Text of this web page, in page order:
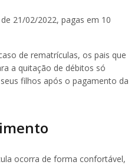
21/02/2022, pagas em 10
de rematrículas, os pais que
a quitação de débitos só
filhos após o pagamento da
ocorra de forma confortável,